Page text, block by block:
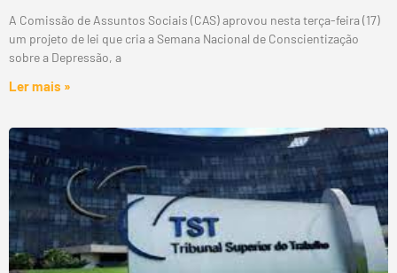
A Comissão de Assuntos Sociais (CAS) aprovou nesta terça-feira (17)
um projeto de lei que cria a Semana Nacional de Conscientização
sobre a Depressão, a
Ler mais »